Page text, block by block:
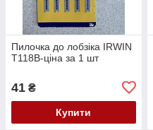
Пилочка до лобзіка IRWIN
T118B-ціна за 1 шт
41 ₴
Купити